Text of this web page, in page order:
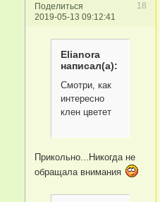
Поделиться
18
2019-05-13 09:12:41
Elianora
написал(а):
Смотри, как
интересно
клен цветет
Прикольно...Никогда не
обращала внимания